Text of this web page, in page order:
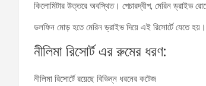
কিলোমিটার উত্তরে অবস্থিত। পেচারদ্বীপ, মেরিন ড্রাইভ
ডলফিন মোড় হতে মেরিন ড্রাইভ দিয়ে এই রিসোর্টে যেতে হয়।
নীলিমা রিসোর্ট এর রুমের ধরণ:
নীলিমা রিসোর্টে রয়েছে বিভিন্ন ধরনের কটেজ